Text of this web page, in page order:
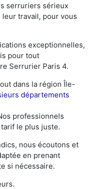
serruriers sérieux
travail, pour vous
exceptionnelles,
pour tout
Serrurier Paris 4.
dans la région Île-
départements
professionnels
le plus juste.
nous écoutons et
en prenant
si nécessaire.